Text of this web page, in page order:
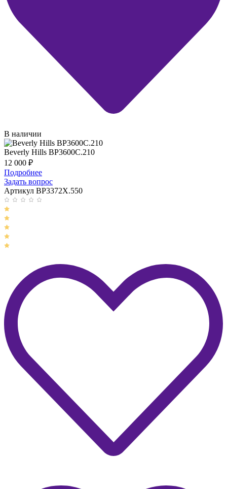
В наличии
Beverly Hills BP3600C.210
12 000 ₽
Подробнее
Задать вопрос
Артикул BP3372X.550